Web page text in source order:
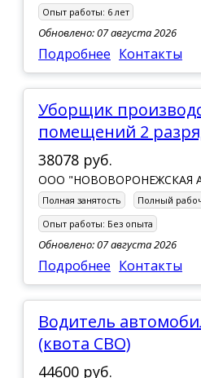
Опыт работы: 6 лет
Обновлено: 07 августа 2026
Подробнее Контакты
Уборщик производственных
помещений 2
38078 руб.
ООО "НОВОВОРОНЕЖСКАЯ
Полная занятость
Полный
Опыт работы: Без опыта
Обновлено: 07 августа 2026
Подробнее Контакты
Водитель автомобиля 4 разряда
(квота СВО)
44600 руб.